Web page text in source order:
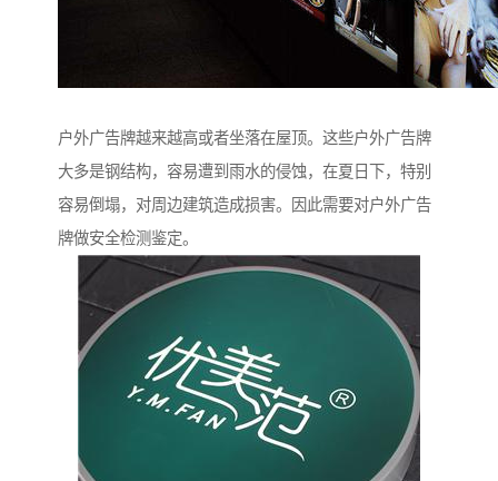
户外广告牌越来越高或者坐落在屋顶。这些户外广告牌
大多是钢结构，容易遭到雨水的侵蚀，在夏日下，特别
容易倒塌，对周边建筑造成损害。因此需要对户外广告
牌做安全检测鉴定。